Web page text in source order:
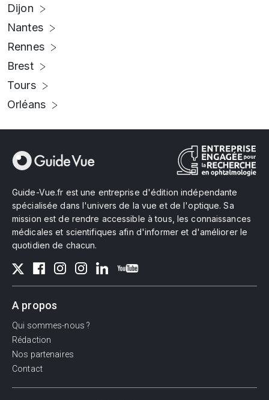
Dijon
Nantes
Rennes
Brest
Tours
Orléans
Guide-Vue.fr est une entreprise d'édition indépendante
spécialisée dans l'univers de la vue et de l'optique. Sa
mission est de rendre accessible à tous, les connaissances
médicales et scientifiques afin d'informer et d'améliorer le
quotidien de chacun.
A propos
Qui sommes-nous ?
Rédaction
Nos partenaires
Contact